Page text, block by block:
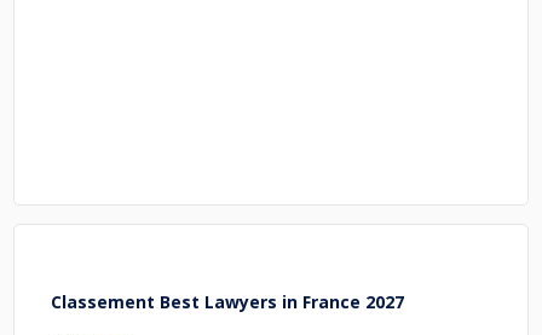
Classement Best Lawyers in France 2027